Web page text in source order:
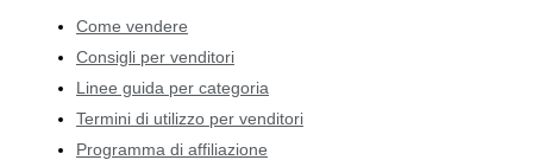
Come vendere
Consigli per venditori
Linee guida per categoria
Termini di utilizzo per venditori
Programma di affiliazione